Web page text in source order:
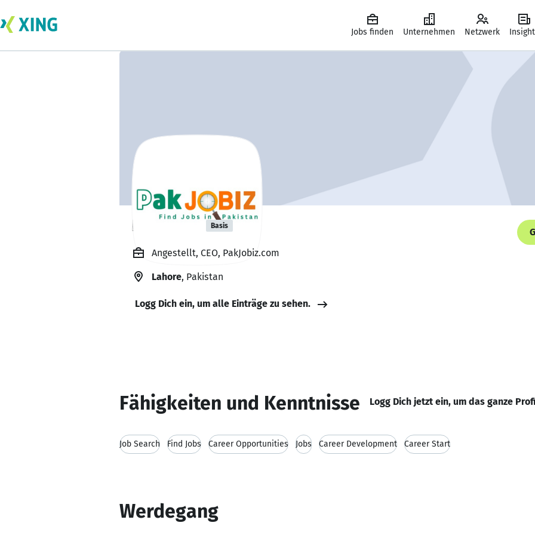
Jobs finden Unternehmen Netzwerk
Pak Jobiz Basis
Angestellt, CEO, PakJobiz.com
Lahore, Pakistan
Logg Dich ein, um alle Einträge zu sehen.
Fähigkeiten und Kenntnisse Logg Dich jetzt ein, um das ganze
Job Search Find Jobs Career Opportunities Jobs Career Development Career Start
Werdegang